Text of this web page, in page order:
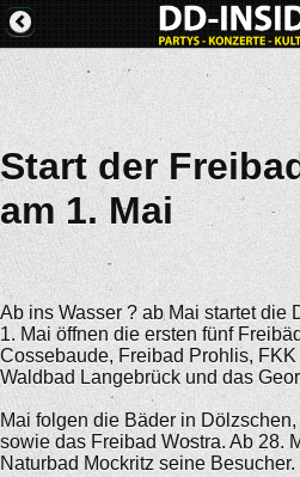
Start der
am 1. Mai
Ab ins Wasser ? ab Mai startet die
1. Mai öffnen die ersten fünf
Cossebaude, Freibad Prohlis,
Waldbad Langebrück und das
Mai folgen die Bäder in
sowie das Freibad Wostra. Ab 28.
Naturbad Mockritz seine Besucher.